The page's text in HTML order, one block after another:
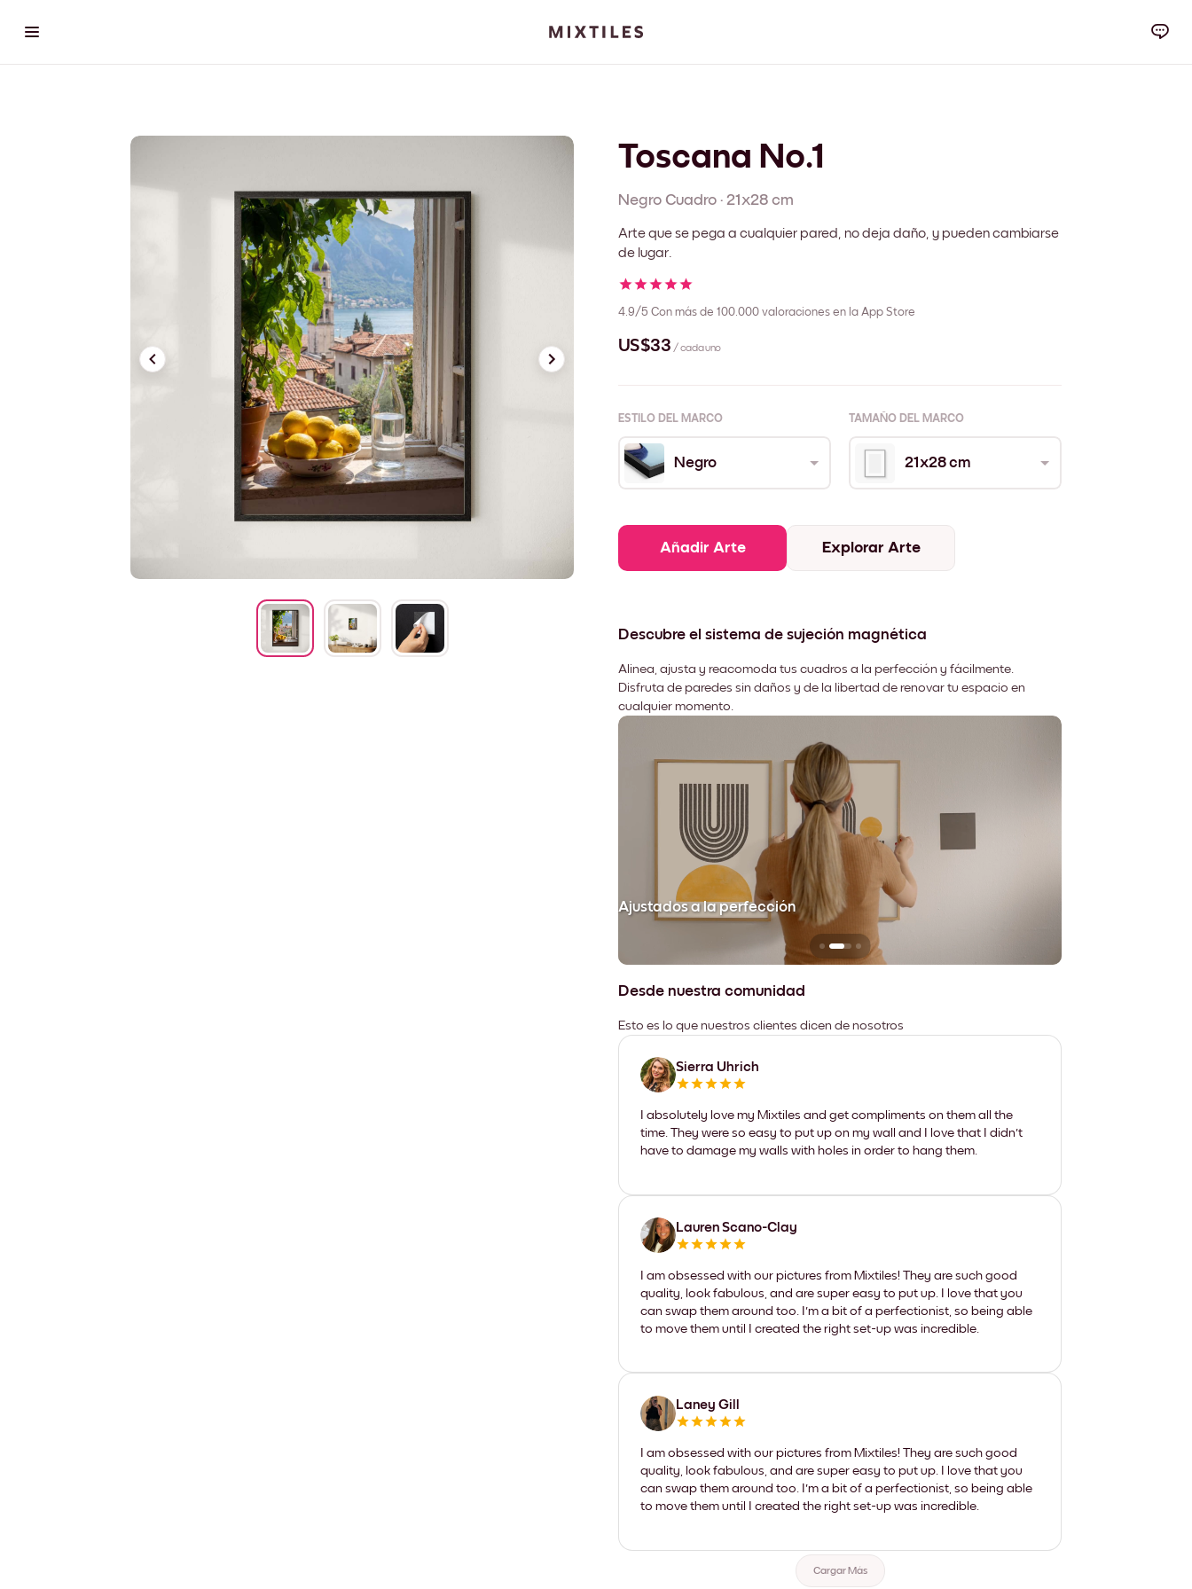
Toscana No.1
Negro Cuadro · 21x28 cm
Arte que se pega a cualquier pared, no deja daño, y pueden cambiarse
de lugar.
4.9/5 Con más de 100.000 valoraciones en la App Store
US$33 / cada uno
ESTILO DEL MARCO TAMAÑO DEL MARCO
Negro 21x28 cm
Añadir Arte Explorar Arte
Descubre el sistema de sujeción magnética
Alinea, ajusta y reacomoda tus cuadros a la perfección y fácilmente.
Disfruta de paredes sin daños y de la libertad de renovar tu espacio en
cualquier momento.
Ajustados a la perfección
Desde nuestra comunidad
Esto es lo que nuestros clientes dicen de nosotros
Sierra Uhrich
I absolutely love my Mixtiles and get compliments on them all the
time. They were so easy to put up on my wall and I love that I didn't
have to damage my walls with holes in order to hang them.
Lauren Scano-Clay
I am obsessed with our pictures from Mixtiles! They are such good
quality, look fabulous, and are super easy to put up. I love that you
can swap them around too. I'm a bit of a perfectionist, so being able
to move them until I created the right set-up was incredible.
Laney Gill
I am obsessed with our pictures from Mixtiles! They are such good
quality, look fabulous, and are super easy to put up. I love that you
can swap them around too. I'm a bit of a perfectionist, so being able
to move them until I created the right set-up was incredible.
Cargar Más